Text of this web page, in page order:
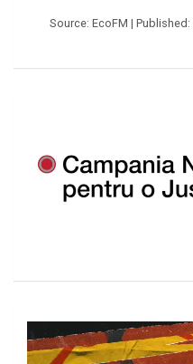
Source: EcoFM | Published: